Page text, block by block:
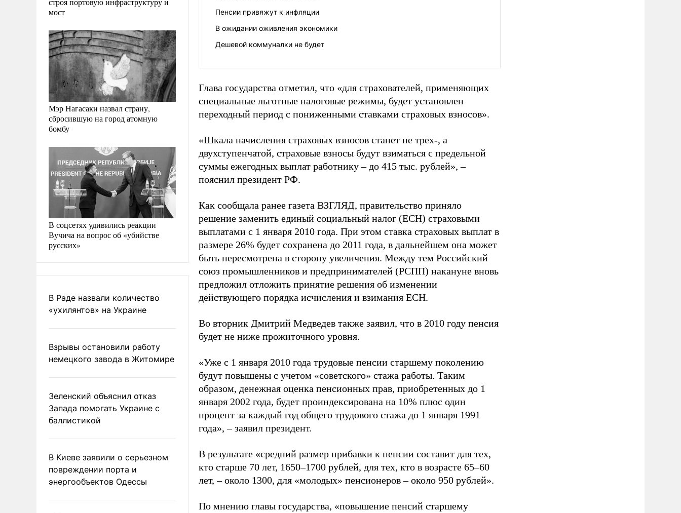
мост
Мэр Нагасаки назвал страну,
сбросившую на город атомную
бомбу
В соцсетях удивились реакции
Вучича на вопрос об «убийстве
русских»
В Раде назвали количество
«ухилянтов» на Украине
Взрывы остановили работу
немецкого завода в Житомире
Зеленский объяснил отказ
Запада помогать Украине с
баллистикой
В Киеве заявили о серьезном
повреждении порта и
энергообъектов Одессы
Пенсии привяжут к инфляции
В ожидании оживления экономики
Дешевой коммуналки не будет
Глава государства отметил, что «для страхователей, применяющих
специальные льготные налоговые режимы, будет установлен
переходный период с пониженными ставками страховых взносов».
«Шкала начисления страховых взносов станет не трех-, а
двухступенчатой, страховые взносы будут взиматься с предельной
суммы ежегодных выплат работнику – до 415 тыс. рублей», –
пояснил президент РФ.
Как сообщала ранее газета ВЗГЛЯД, правительство приняло
решение заменить единый социальный налог (ЕСН) страховыми
выплатами с 1 января 2010 года. При этом ставка страховых выплат в
размере 26% будет сохранена до 2011 года, в дальнейшем она может
быть пересмотрена в сторону увеличения. Между тем Российский
союз промышленников и предпринимателей (РСПП) накануне вновь
предложил отложить принятие решения об изменении
действующего порядка исчисления и взимания ЕСН.
Во вторник Дмитрий Медведев также заявил, что в 2010 году пенсия
будет не ниже прожиточного уровня.
«Уже с 1 января 2010 года трудовые пенсии старшему поколению
будут повышены с учетом «советского» стажа работы. Таким
образом, денежная оценка пенсионных прав, приобретенных до 1
января 2002 года, будет проиндексирована на 10% плюс один
процент за каждый год общего трудового стажа до 1 января 1991
года», – заявил президент.
В результате «средний размер прибавки к пенсии составит для тех,
кто старше 70 лет, 1650–1700 рублей, для тех, кто в возрасте 65–60
лет, – около 1300, для «молодых» пенсионеров – около 950 рублей».
По мнению главы государства, «повышение пенсий старшему